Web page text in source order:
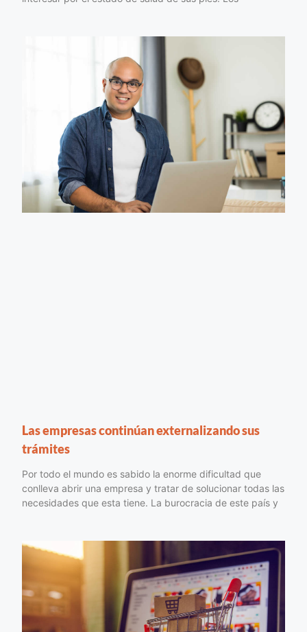
Las empresas continúan externalizando sus
trámites
Por todo el mundo es sabido la enorme dificultad que
conlleva abrir una empresa y tratar de solucionar todas las
necesidades que esta tiene. La burocracia de este país y